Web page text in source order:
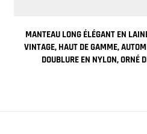
MANTEAU LONG ÉLÉGANT EN
VINTAGE, HAUT DE GAMME,
DOUBLURE EN NYLON, ORNÉ